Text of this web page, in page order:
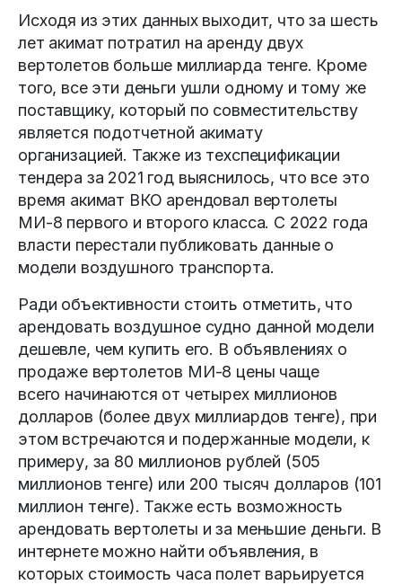
Исходя из этих данных выходит, что за шесть
лет акимат потратил на аренду двух
вертолетов больше миллиарда тенге. Кроме
того, все эти деньги ушли одному и тому же
поставщику, который по совместительству
является подотчетной акимату
организацией. Также из техспецификации
тендера за 2021 год выяснилось, что все это
время акимат ВКО арендовал вертолеты
МИ-8 первого и второго класса. С 2022 года
власти перестали публиковать данные о
модели воздушного транспорта.
Ради объективности стоить отметить, что
арендовать воздушное судно данной модели
дешевле, чем купить его. В объявлениях о
продаже вертолетов МИ-8 цены чаще
всего начинаются от четырех миллионов
долларов (более двух миллиардов тенге), при
этом встречаются и подержанные модели, к
примеру, за 80 миллионов рублей (505
миллионов тенге) или 200 тысяч долларов (101
миллион тенге). Также есть возможность
арендовать вертолеты и за меньшие деньги. В
интернете можно найти объявления, в
которых стоимость часа полет варьируется